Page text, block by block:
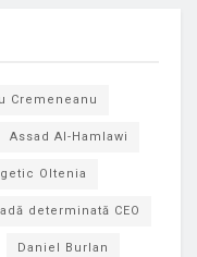
Cremeneanu
Assad Al-Hamlawi
Oltenia
determinată CEO
Daniel Burlan